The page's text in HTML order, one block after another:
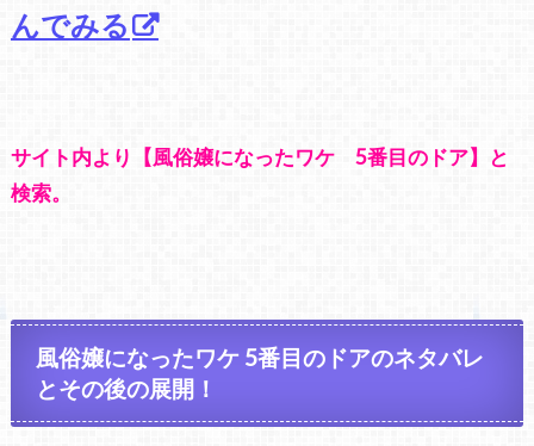
んでみる
サイト内より【風俗嬢になったワケ 5番目のドア】と
検索。
風俗嬢になったワケ 5番目のドアのネタバレ
とその後の展開！